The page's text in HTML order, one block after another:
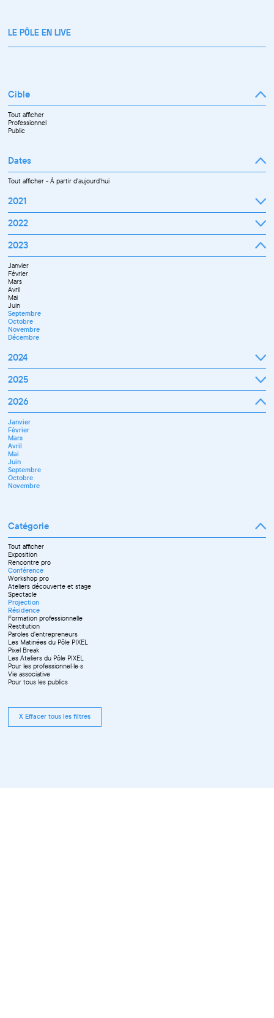
LE PÔLE EN LIVE
Cible
Tout afficher
Professionnel
Public
Dates
Tout afficher-À partir d'aujourd'hui
2021
Septembre
Novembre
Décembre
2022
Janvier
Mars
Avril
Mai
Juin
Juillet
Septembre
Octobre
Novembre
Décembre
2023
Janvier
Février
Mars
Avril
Mai
Juin
Septembre
Octobre
Novembre
Décembre
2024
Janvier
Février
Mars
Avril
Juin
Juillet
Septembre
Novembre
Décembre
2025
Janvier
Février
Mars
Avril
Mai
Juin
Juillet
Septembre
Octobre
Novembre
Décembre
2026
Janvier
Février
Mars
Avril
Mai
Juin
Septembre
Octobre
Novembre
Catégorie
Tout afficher
Exposition
Rencontre pro
Conférence
Workshop pro
Ateliers découverte et stage
Spectacle
Projection
Résidence
Formation professionnelle
Restitution
Paroles d'entrepreneurs
Les Matinées du Pôle PIXEL
Pixel Break
Les Ateliers du Pôle PIXEL
Pour les professionnel·le·s
Vie associative
Pour tous les publics
X Effacer tous les filtres